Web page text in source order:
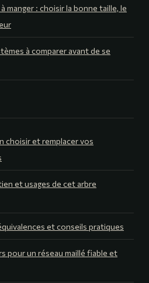
manger : choisir la bonne taille, le
à comparer avant de se
choisir et remplacer vos
et usages de cet arbre
et conseils pratiques
pour un réseau maillé fiable et